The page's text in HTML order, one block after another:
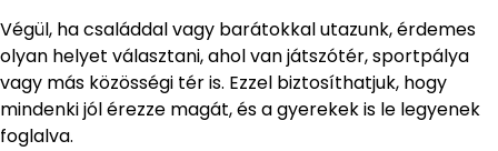
Végül, ha családdal vagy barátokkal utazunk, érdemes
olyan helyet választani, ahol van játszótér, sportpálya
vagy más közösségi tér is. Ezzel biztosíthatjuk, hogy
mindenki jól érezze magát, és a gyerekek is le legyenek
foglalva.